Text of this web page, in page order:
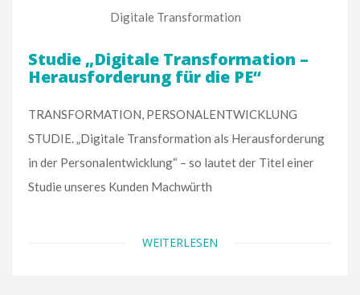
Digitale Transformation
Studie „Digitale Transformation –
Herausforderung für die PE“
TRANSFORMATION, PERSONALENTWICKLUNG
STUDIE. „Digitale Transformation als Herausforderung
in der Personalentwicklung“ – so lautet der Titel einer
Studie unseres Kunden Machwürth
WEITERLESEN